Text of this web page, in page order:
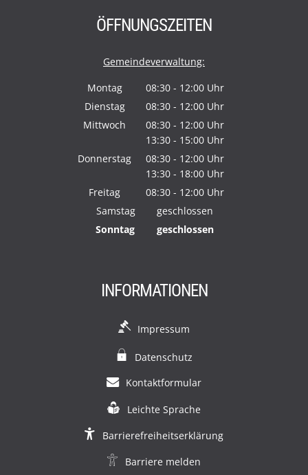
ÖFFNUNGSZEITEN
Gemeindeverwaltung:
Montag
08:30 - 12:00 Uhr
Von 08:30 bis 12:00 Uhr
Dienstag 08:30 - 12:00 Uhr
Von 08:30 bis 12:00 Uhr
Mittwoch 08:30 - 12:00 Uhr
Von 08:30 bis 12:00 Uhr
13:30 - 15:00 Uhr
Von 13:30 bis 15:00 Uhr
Donnerstag 08:30 - 12:00 Uhr
Von 08:30 bis 12:00 Uhr
13:30 - 18:00 Uhr
Von 13:30 bis 18:00 Uhr
Freitag 08:30 - 12:00 Uhr
Von 08:30 bis 12:00 Uhr
Samstag
geschlossen
Sonntag
geschlossen
INFORMATIONEN
Impressum
Datenschutz
Kontaktformular
Leichte Sprache
Barrierefreiheitserklärung
Barriere melden